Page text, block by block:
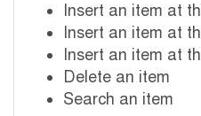
Insert an item at
Insert an item at
Insert an item at
Delete an item
Search an item